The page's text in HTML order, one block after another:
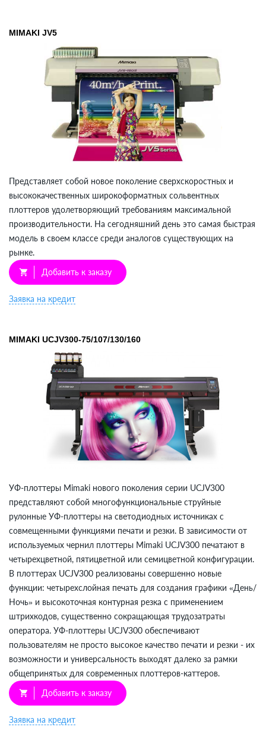
MIMAKI JV5
Представляет собой новое поколение сверхскоростных и
высококачественных широкоформатных сольвентных
плоттеров удолетворяющий требованиям максимальной
производительности. На сегодняшний день это самая быстрая
модель в своем классе среди аналогов существующих на
рынке.
shopping_cart Добавить к заказу
Заявка на кредит
MIMAKI UCJV300-75/107/130/160
УФ-плоттеры Mimaki нового поколения серии UCJV300
представляют собой многофункциональные струйные
рулонные УФ-плоттеры на светодиодных источниках с
совмещенными функциями печати и резки. В зависимости от
используемых чернил плоттеры Mimaki UCJV300 печатают в
четырехцветной, пятицветной или семицветной конфигурации.
В плоттерах UCJV300 реализованы совершенно новые
функции: четырехслойная печать для создания графики «День/
Ночь» и высокоточная контурная резка с применением
штрихкодов, существенно сокращающая трудозатраты
оператора. УФ-плоттеры UCJV300 обеспечивают
пользователям не просто высокое качество печати и резки - их
возможности и универсальность выходят далеко за рамки
общепринятых для современных плоттеров-каттеров.
shopping_cart Добавить к заказу
Заявка на кредит